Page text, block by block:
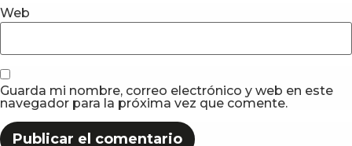
Web
Guarda mi nombre, correo electrónico y web en este
navegador para la próxima vez que comente.